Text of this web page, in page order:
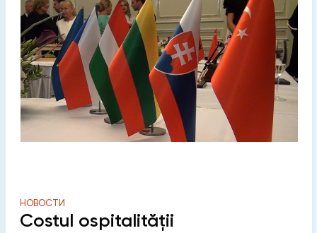
НОВОСТИ
Costul ospitalităţii